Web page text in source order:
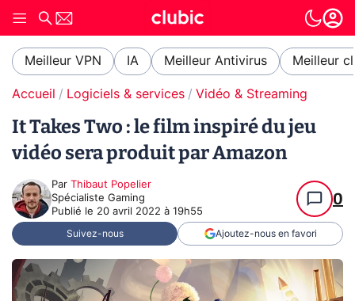
Meilleur VPN IA Meilleur Antivirus Meilleur
Accueil Logiciels & services Vidéo & Streaming
It Takes Two : le film inspiré du jeu
vidéo sera produit par Amazon
Par Thibaut Popelier
Spécialiste Gaming
Publié le 20 avril 2022 à 19h55
0
Suivez-nous Ajoutez-nous en favori